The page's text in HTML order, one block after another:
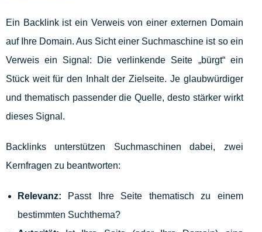
Ein Backlink ist ein Verweis von einer externen Domain
auf Ihre Domain. Aus Sicht einer Suchmaschine ist so ein
Verweis ein Signal: Die verlinkende Seite „bürgt“ ein
Stück weit für den Inhalt der Zielseite. Je glaubwürdiger
und thematisch passender die Quelle, desto stärker wirkt
dieses Signal.
Backlinks unterstützen Suchmaschinen dabei, zwei
Kernfragen zu beantworten:
Relevanz: Passt Ihre Seite thematisch zu einem
bestimmten Suchthema?